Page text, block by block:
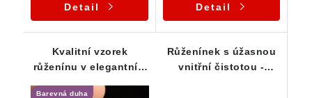
Detail Detail
Kvalitní vzorek
růženínu v elegantním
Barevná duha
Růženínek s úžasnou
vnitřní čistotou -